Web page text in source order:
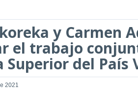
y Carmen
el trabajo
Superior del País
2021